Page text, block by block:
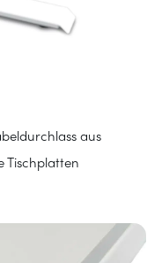
aus
Tischplatten